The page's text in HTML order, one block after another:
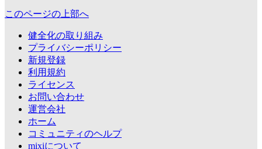
このページの上部へ
健全化の取り組み
プライバシーポリシー
新規登録
利用規約
ライセンス
お問い合わせ
運営会社
ホーム
コミュニティのヘルプ
mixiについて